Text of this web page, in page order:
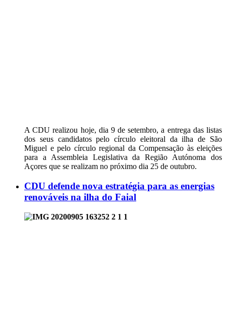
A CDU realizou hoje, dia 9 de setembro, a entrega das listas
dos seus candidatos pelo círculo eleitoral da ilha de São
Miguel e pelo círculo regional da Compensação às eleições
para a Assembleia Legislativa da Região Autónoma dos
Açores que se realizam no próximo dia 25 de outubro.
CDU defende nova estratégia para as energias
renováveis na ilha do Faial